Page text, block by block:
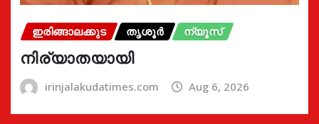
ഇരിങ്ങാലക്കുട തൃശൂർ ന്യൂസ്
നിര്യാതയായി
irinjalakudatimes.com Aug 6, 2026